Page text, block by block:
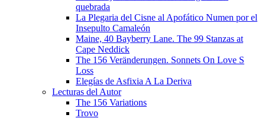
quebrada
La Plegaria del Cisne al Apofático Numen por el
Insepulto Camaleón
Maine, 40 Bayberry Lane. The 99 Stanzas at
Cape Neddick
The 156 Veränderungen. Sonnets On Love S
Loss
Elegías de Asfixia A La Deriva
Lecturas del Autor
The 156 Variations
Trovo